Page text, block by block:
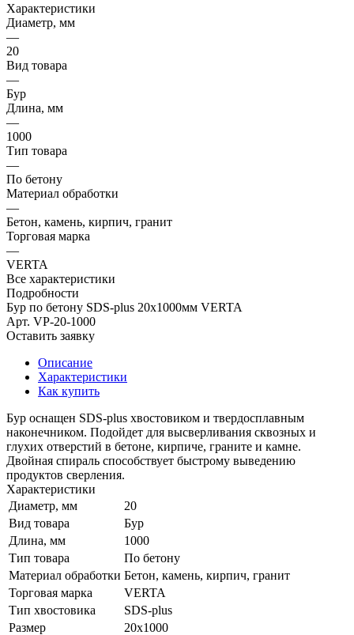
Характеристики
Диаметр, мм
—
20
Вид товара
—
Бур
Длина, мм
—
1000
Тип товара
—
По бетону
Материал обработки
—
Бетон, камень, кирпич, гранит
Торговая марка
—
VERTA
Все характеристики
Подробности
Бур по бетону SDS-plus 20х1000мм VERTA
Арт. VP-20-1000
Оставить заявку
Описание
Характеристики
Как купить
Бур оснащен SDS-plus хвостовиком и твердосплавным
наконечником. Подойдет для высверливания сквозных и
глухих отверстий в бетоне, кирпиче, граните и камне.
Двойная спираль способствует быстрому выведению
продуктов сверления.
Характеристики
Диаметр, мм
20
Вид товара
Бур
Длина, мм
1000
Тип товара
По бетону
Материал обработки Бетон, камень, кирпич, гранит
Торговая марка
VERTA
Тип хвостовика
SDS-plus
Размер
20х1000